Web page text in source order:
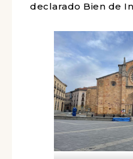
declarado Bien de